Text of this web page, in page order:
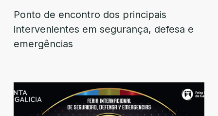
Ponto de encontro dos principais
intervenientes em segurança, defesa e
emergências